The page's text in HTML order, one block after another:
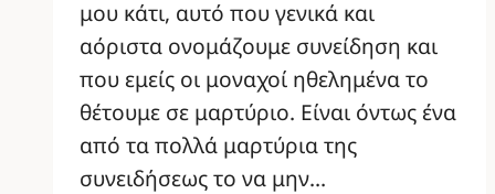
μου κάτι, αυτό που γενικά και
αόριστα ονομάζουμε συνείδηση και
που εμείς οι μοναχοί ηθελημένα το
θέτουμε σε μαρτύριο. Είναι όντως ένα
από τα πολλά μαρτύρια της
συνειδήσεως το να μην…